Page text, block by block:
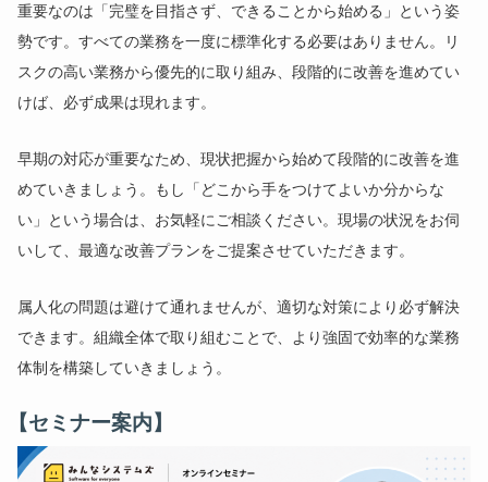
重要なのは「完璧を目指さず、できることから始める」という姿
勢です。すべての業務を一度に標準化する必要はありません。リ
スクの高い業務から優先的に取り組み、段階的に改善を進めてい
けば、必ず成果は現れます。
早期の対応が重要なため、現状把握から始めて段階的に改善を進
めていきましょう。もし「どこから手をつけてよいか分からな
い」という場合は、お気軽にご相談ください。現場の状況をお伺
いして、最適な改善プランをご提案させていただきます。
属人化の問題は避けて通れませんが、適切な対策により必ず解決
できます。組織全体で取り組むことで、より強固で効率的な業務
体制を構築していきましょう。
【セミナー案内】